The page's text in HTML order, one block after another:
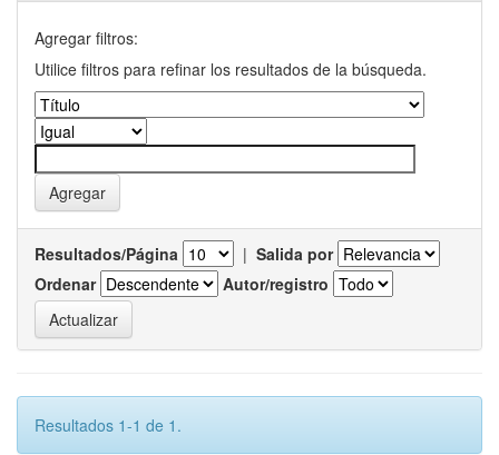
Agregar filtros:
Utilice filtros para refinar los resultados de la búsqueda.
Resultados/Página | Salida por
Ordenar
Autor/registro
Resultados 1-1 de 1.